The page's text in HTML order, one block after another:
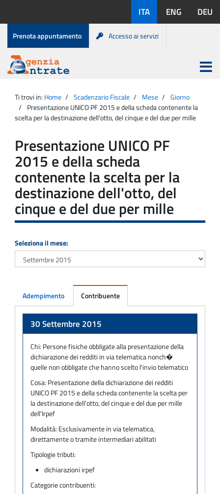
contenuto
disponibili:
ITA ENG DEU
Menu
di
servizio
Prenota appuntamento Accesso ai servizi
Agenzia
Entrate
Apri
menu
principale
Ti trovi in: Home Scadenzario Fiscale Mese
Giorno
Presentazione UNICO PF 2015 e della scheda contenente la
scelta per la destinazione dell'otto, del cinque e del due per mille
Presentazione UNICO PF
2015 e della scheda
contenente la scelta per la
destinazione dell'otto, del
cinque e del due per mille
Seleziona il mese:
Adempimento Contribuente
30 Settembre 2015
Chi: Persone fisiche obbligate alla presentazione della
dichiarazione dei redditi in via telematica nonch�
quelle non obbligate che hanno scelto l'invio telematico
Cosa: Presentazione della dichiarazione dei redditi
UNICO PF 2015 e della scheda contenente la scelta per
la destinazione dell'otto, del cinque e del due per mille
dell'Irpef
Modalità: Esclusivamente in via telematica,
direttamente o tramite intermediari abilitati
Tipologie tributi:
dichiarazioni irpef
Categorie contribuenti: